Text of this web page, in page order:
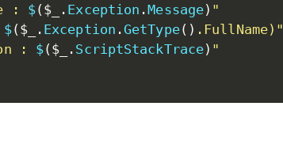
: $( $_ . Exception .Message) "
$( $_ . Exception .GetType( ) .FullName)"
: $( $_ . ScriptStackTrace) "